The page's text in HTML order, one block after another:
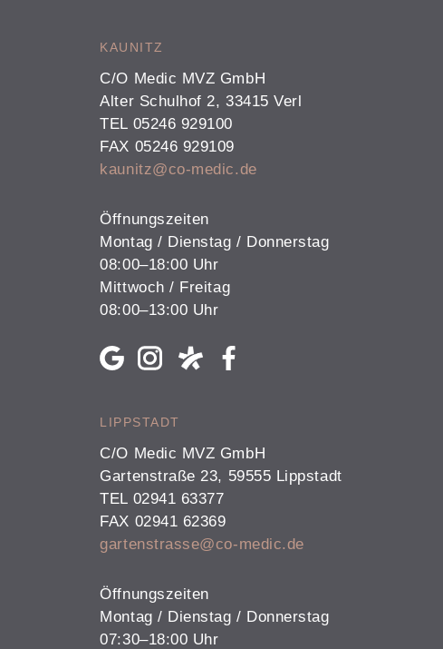
KAUNITZ
C/O Medic MVZ GmbH
Alter Schulhof 2, 33415 Verl
TEL 05246 929100
FAX 05246 929109
kaunitz@co-medic.de
Öffnungszeiten
Montag / Dienstag / Donnerstag
08:00–18:00 Uhr
Mittwoch / Freitag
08:00–13:00 Uhr
LIPPSTADT
C/O Medic MVZ GmbH
Gartenstraße 23, 59555 Lippstadt
TEL 02941 63377
FAX 02941 62369
gartenstrasse@co-medic.de
Öffnungszeiten
Montag / Dienstag / Donnerstag
07:30–18:00 Uhr